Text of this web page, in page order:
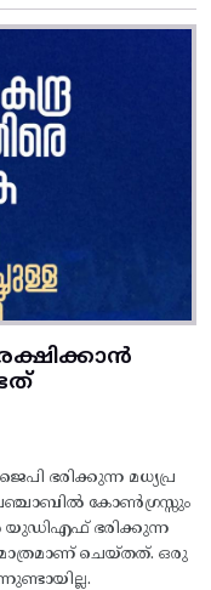
ഭരിക്കുന്ന മധ്യപ്ര
കോൺഗ്രസ്സും
യുഡിഎഫ് ഭരിക്കുന്ന
ചെയ്തത്. ഒരു